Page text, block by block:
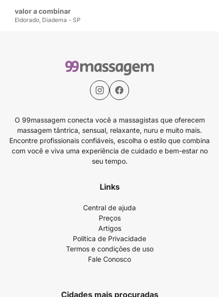
valor a combinar
Eldorado, Diadema - SP
O 99massagem conecta você a massagistas que oferecem
massagem tântrica, sensual, relaxante, nuru e muito mais.
Encontre profissionais confiáveis, escolha o estilo que combina
com você e viva uma experiência de cuidado e bem-estar no
seu tempo.
Links
Central de ajuda
Preços
Artigos
Política de Privacidade
Termos e condições de uso
Fale Conosco
Cidades mais procuradas